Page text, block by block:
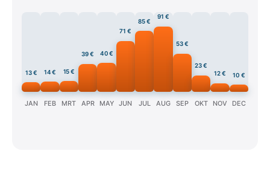
13 €
JAN
14 €
FEB
15 €
MRT
39 €
APR
40 €
MAY
71 €
JUN
85 €
JUL
91 €
AUG
53 €
SEP
23 €
OKT
12 €
NOV
10 €
DEC